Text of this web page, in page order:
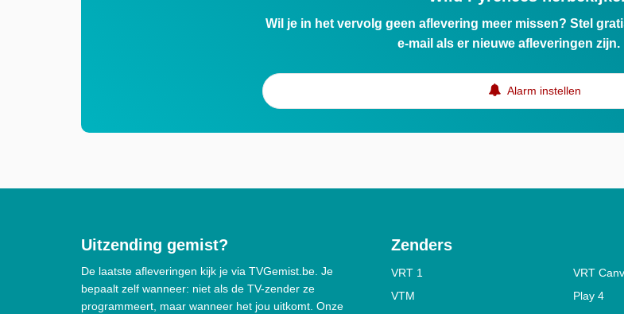
Wil je in het vervolg geen aflevering meer missen? Stel
e-mail als er nieuwe afleveringen zijn.
Alarm instellen
Uitzending gemist?
De laatste afleveringen kijk je via TVGemist.be. Je
bepaalt zelf wanneer: niet als de TV-zender ze
programmeert, maar wanneer het jou uitkomt. Onze
Zenders
VRT 1
VRT
VTM
Play 4